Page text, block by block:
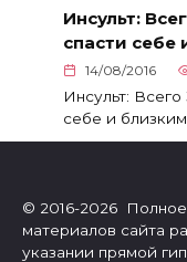
Инсульт:
спасти себе
14/08/2016
Инсульт:
себе и
© 2016-2026 Полное
материалов сайта
указании прямой